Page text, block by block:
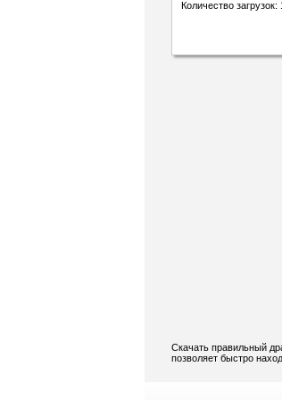
Количество загрузок:
Скачать правильный
позволяет быстро